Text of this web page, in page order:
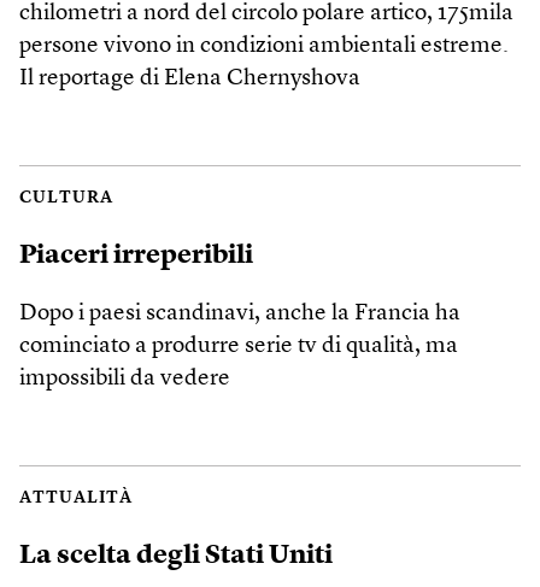
chilometri a nord del circolo polare artico, 175mila
persone vivono in condizioni ambientali estreme.
Il reportage di Elena Chernyshova
CULTURA
Piaceri irreperibili
Dopo i paesi scandinavi, anche la Francia ha
cominciato a produrre serie tv di qualità, ma
impossibili da vedere
ATTUALITÀ
La scelta degli Stati Uniti